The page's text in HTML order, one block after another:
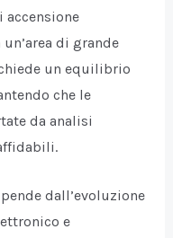
di grande
un equilibrio
che le
da analisi
dall’evoluzione
e